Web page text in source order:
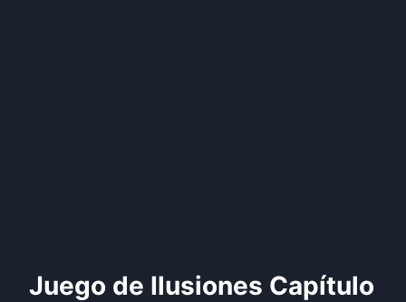
Juego de Ilusiones Capítulo